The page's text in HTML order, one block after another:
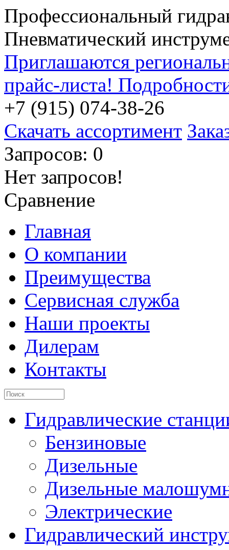
Профессиональный
Пневматический
Приглашаются
прайс-листа!
+7 (915) 074-38-26
Скачать ассортимент
Запросов: 0
Нет запросов!
Сравнение
Главная
О компании
Преимущества
Сервисная служба
Наши проекты
Дилерам
Контакты
Гидравлические
Бензиновые
Дизельные
Дизельные
Электрические
Гидравлический